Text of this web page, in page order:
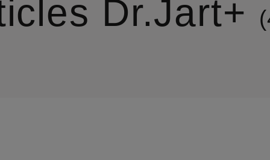
Dr.Jart+